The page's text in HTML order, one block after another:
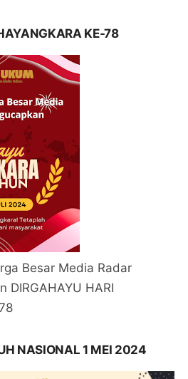
KE-78
Besar Media Radar
DIRGAHAYU HARI
NASIONAL 1 MEI 2024